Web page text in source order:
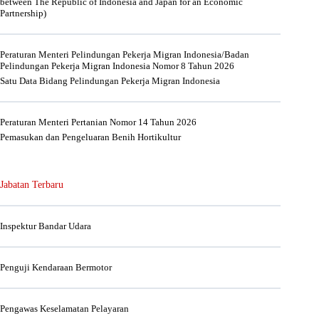
Partnership)
Peraturan Menteri Pelindungan Pekerja Migran Indonesia/Badan
Pelindungan Pekerja Migran Indonesia Nomor 8 Tahun 2026
Satu Data Bidang Pelindungan Pekerja Migran Indonesia
Peraturan Menteri Pertanian Nomor 14 Tahun 2026
Pemasukan dan Pengeluaran Benih Hortikultur
Jabatan Terbaru
Inspektur Bandar Udara
Penguji Kendaraan Bermotor
Pengawas Keselamatan Pelayaran